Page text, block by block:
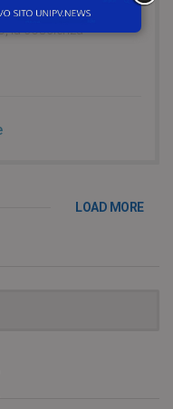
anche elementi
la coscienza
LOAD MORE